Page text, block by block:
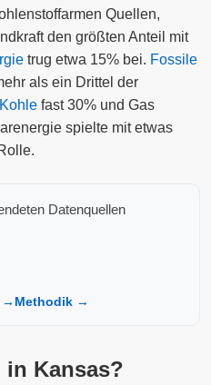
Quellen,
den größten Anteil mit
trug etwa 15% bei. Fossile
als ein Drittel der
Kohle fast 30% und Gas
spielte mit etwas
Datenquellen
→ Methodik →
in Kansas?